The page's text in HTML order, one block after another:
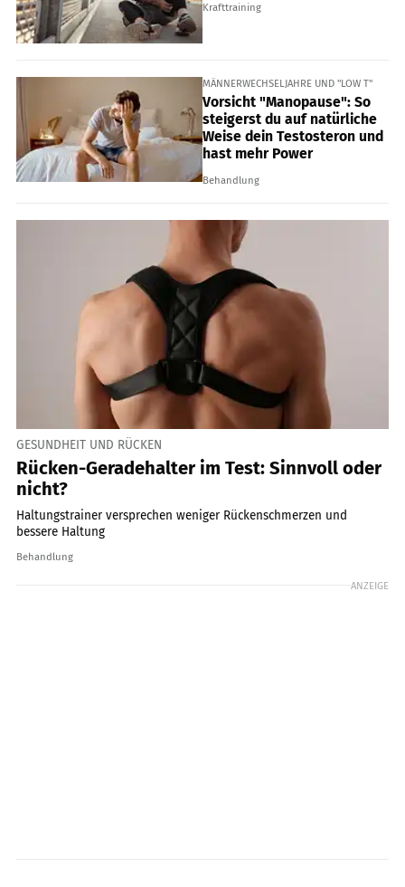
Krafttraining
MÄNNERWECHSELJAHRE UND "LOW T"
Vorsicht "Manopause": So
steigerst du auf natürliche
Weise dein Testosteron und
hast mehr Power
Behandlung
GESUNDHEIT UND RÜCKEN
Rücken-Geradehalter im Test: Sinnvoll oder
nicht?
Haltungstrainer versprechen weniger Rückenschmerzen und
bessere Haltung
Behandlung
ANZEIGE